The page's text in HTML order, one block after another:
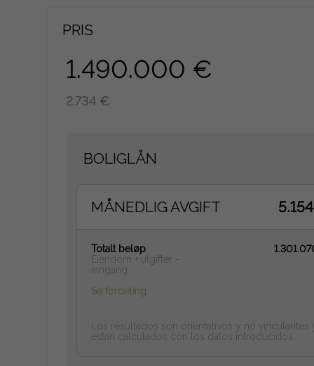
PRIS
1.490.000 €
2.734 €
BOLIGLÅN
MÅNEDLIG AVGIFT
Totalt beløp
Eiendom + utgifter -
inngang
Se fordeling
Los resultados son orientativos y no vinculantes
estan calculados con los datos introducidos.